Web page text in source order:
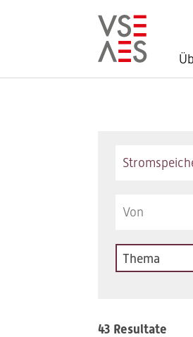
Thema
43 Resultate